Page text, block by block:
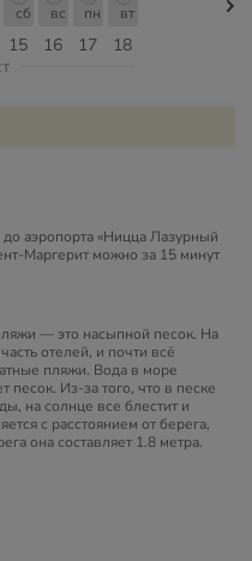
15
сб
16
вс
17
пн
18
вт
до аэропорта «Ницца Лазурный
Маргерит можно за 15 минут
— это насыпной песок. На
отелей, и почти всё
пляжи. Вода в море
песок. Из-за того, что в песке
на солнце все блестит и
с расстоянием от берега,
она составляет 1.8 метра.